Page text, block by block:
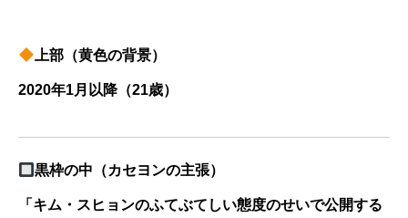
上部（黄色の背景）
2020年1月以降（21歳）
黒枠の中（カセヨンの主張）
「キム・スヒョンのふてぶてしい態度のせいで公開する